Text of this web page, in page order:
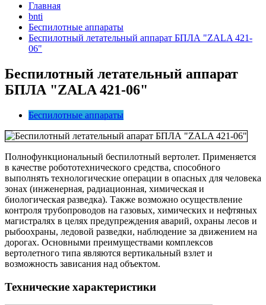
Главная
bnti
Беспилотные аппараты
Беспилотный летательный аппарат БПЛА "ZALA 421-
06"
Беспилотный летательный аппарат
БПЛА "ZALA 421-06"
Беспилотные аппараты
Полнофункциональный беспилотный вертолет. Применяется
в качестве робототехнического средства, способного
выполнять технологические операции в опасных для человека
зонах (инженерная, радиационная, химическая и
биологическая разведка). Также возможно осуществление
контроля трубопроводов на газовых, химических и нефтяных
магистралях в целях предупреждения аварий, охраны лесов и
рыбоохраны, ледовой разведки, наблюдение за движением на
дорогах. Основными преимуществами комплексов
вертолетного типа являются вертикальный взлет и
возможность зависания над объектом.
Технические характеристики